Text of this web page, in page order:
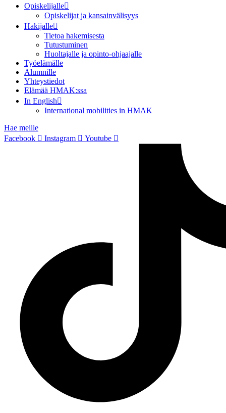
Opiskelijalle
Opiskelijat ja kansainvälisyys
Hakijalle
Tietoa hakemisesta
Tutustuminen
Huoltajalle ja opinto-ohjaajalle
Työelämälle
Alumnille
Yhteystiedot
Elämää HMAK:ssa
In English
International mobilities in HMAK
Hae meille
Facebook
Instagram Youtube